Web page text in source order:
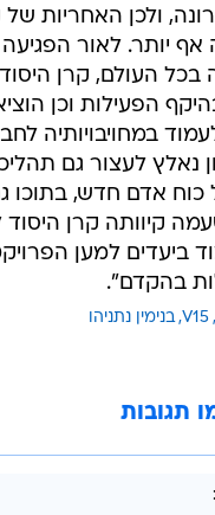
ולכן האחריות של
אף יותר. לאור
בכל העולם, קרן
הפעילות וכן
במחויבויותיה
נאלץ לעצור גם
כוח אדם חדש, בתוכו
קיוותה קרן היסוד
ביעדים למען
בהקדם".
V15 בנימין נתניהו
תגובות